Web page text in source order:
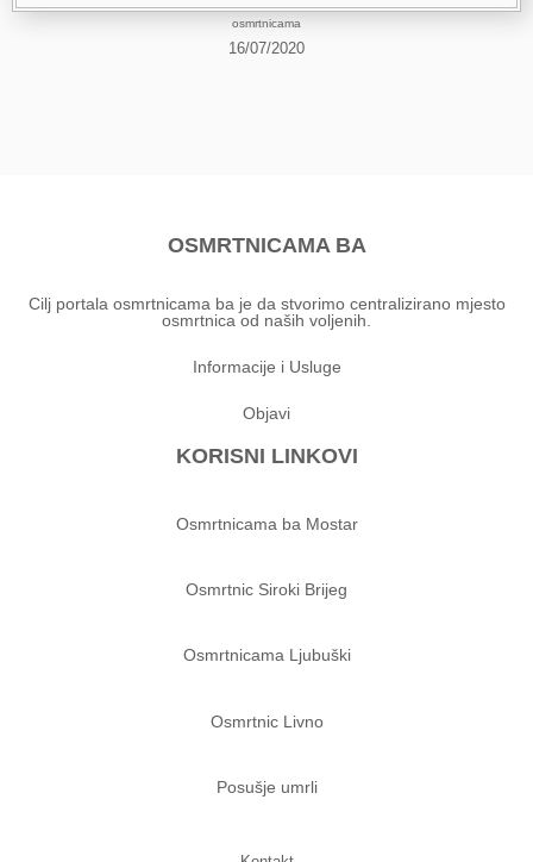
osmrtnicama
16/07/2020
OSMRTNICAMA BA
Cilj portala osmrtnicama ba je da stvorimo centralizirano mjesto
osmrtnica od naših voljenih.
Informacije i Usluge
Objavi
KORISNI LINKOVI
Osmrtnicama ba Mostar
Osmrtnic Siroki Brijeg
Osmrtnicama Ljubuški
Osmrtnic Livno
Posušje umrli